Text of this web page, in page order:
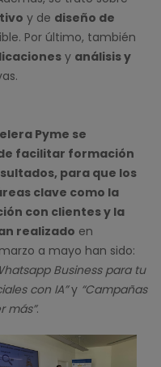
y de diseño de
Por último, también
y análisis y
Pyme se
facilitar formación
para que los
clave como la
con clientes y la
realizado en
a mayo han sido:
Business para tu
con IA”y “Campañas
más”.